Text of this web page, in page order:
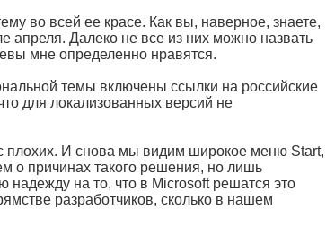
во всей ее красе. Как вы, наверное, знаете,
апреля. Далеко не все из них можно назвать
мне определенно нравятся.
темы включены ссылки на российские
для локализованных версий не
плохих. И снова мы видим широкое меню Start,
о причинах такого решения, но лишь
надежду на то, что в Microsoft решатся это
разработчиков, сколько в нашем